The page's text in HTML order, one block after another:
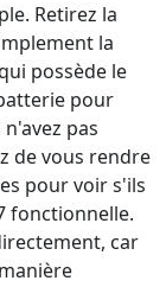
Retirez la
la
possède le
pour
pas
de vous rendre
pour voir s'ils
fonctionnelle.
car